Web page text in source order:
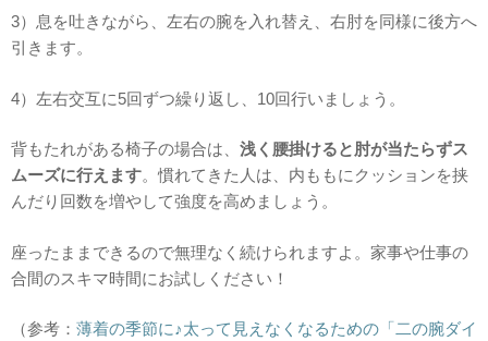
3）息を吐きながら、左右の腕を入れ替え、右肘を同様に後方へ
引きます。
4）左右交互に5回ずつ繰り返し、10回行いましょう。
背もたれがある椅子の場合は、 浅く腰掛けると肘が当たらずス
ムーズに行えます。慣れてきた人は、内ももにクッションを挟
んだり回数を増やして強度を高めましょう。
座ったままできるので無理なく続けられますよ。家事や仕事の
合間のスキマ時間にお試しください！
（参考： 薄着の季節に♪太って見えなくなるための「二の腕ダイ